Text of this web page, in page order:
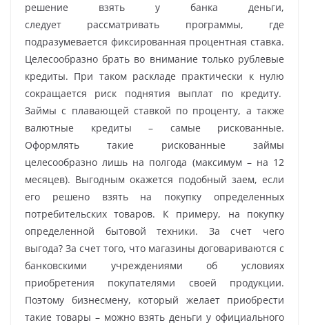
решение взять у банка деньги,
следует рассматривать программы, где
подразумевается фиксированная процентная ставка.
Целесообразно брать во внимание только рублевые
кредиты. При таком раскладе практически к нулю
сокращается риск поднятия выплат по кредиту.
Займы с плавающей ставкой по проценту, а также
валютные кредиты – самые рискованные.
Оформлять такие рискованные займы
целесообразно лишь на полгода (максимум – на 12
месяцев). Выгодным окажется подобный заем, если
его решено взять на покупку определенных
потребительских товаров. К примеру, на покупку
определенной бытовой техники. За счет чего
выгода? За счет того, что магазины договариваются с
банковскими учреждениями об условиях
приобретения покупателями своей продукции.
Поэтому бизнесмену, который желает приобрести
такие товары – можно взять деньги у официального